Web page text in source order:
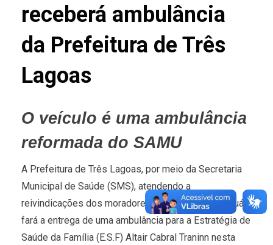
receberá ambulância
da Prefeitura de Três
Lagoas
O veículo é uma ambulância
reformada do SAMU
A Prefeitura de Três Lagoas, por meio da Secretaria
Municipal de Saúde (SMS), atendendo a
reivindicações dos moradores do Distrito de Arapuá,
fará a entrega de uma ambulância para a Estratégia de
Saúde da Família (E.S.F) Altair Cabral Traninn nesta